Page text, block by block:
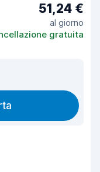
51,24 €
al giorno
gratuita